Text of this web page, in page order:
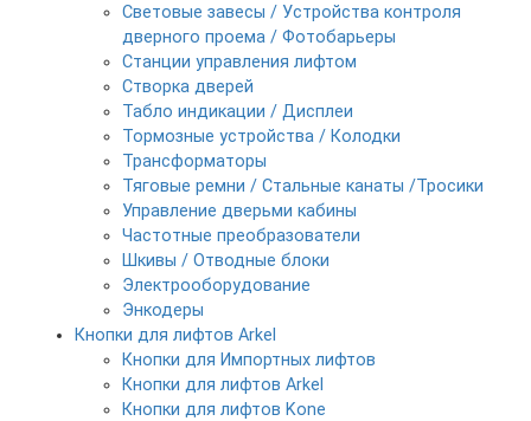
Световые завесы / Устройства контроля
дверного проема / Фотобарьеры
Станции управления лифтом
Створка дверей
Табло индикации / Дисплеи
Тормозные устройства / Колодки
Трансформаторы
Тяговые ремни / Стальные канаты /Тросики
Управление дверьми кабины
Частотные преобразователи
Шкивы / Отводные блоки
Электрооборудование
Энкодеры
Кнопки для лифтов Arkel
Кнопки для Импортных лифтов
Кнопки для лифтов Arkel
Кнопки для лифтов Kone